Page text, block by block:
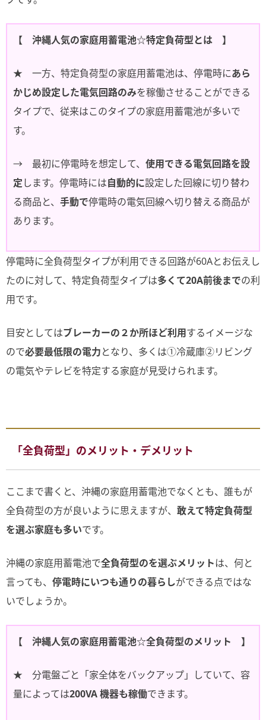
【 沖縄人気の家庭用蓄電池☆特定負荷型とは 】
★ 一方、特定負荷型の家庭用蓄電池は、停電時にあら
かじめ設定した電気回路のみを稼働させることができる
タイプで、従来はこのタイプの家庭用蓄電池が多いで
す。
→ 最初に停電時を想定して、 使用できる電気回路を設
定します。停電時には自動的に設定した回線に切り替わ
る商品と、 手動で停電時の電気回線へ切り替える商品が
あります。
停電時に全負荷型タイプが利用できる回路が60Aとお伝えし
たのに対して、特定負荷型タイプは多くて20A前後までの利
用です。
目安としてはブレーカーの２か所ほど利用するイメージな
ので必要最低限の電力となり、多くは①冷蔵庫②リビング
の電気やテレビを特定する家庭が見受けられます。
「全負荷型」のメリット・デメリット
ここまで書くと、沖縄の家庭用蓄電池でなくとも、誰もが
全負荷型の方が良いように思えますが、 敢えて特定負荷型
を選ぶ家庭も多いです。
沖縄の家庭用蓄電池で全負荷型のを選ぶメリットは、何と
言っても、 停電時にいつも通りの暮らしができる点ではな
いでしょうか。
【 沖縄人気の家庭用蓄電池☆全負荷型のメリット 】
★ 分電盤ごと「家全体をバックアップ」していて、容
量によっては200VA 機器も稼働できます。